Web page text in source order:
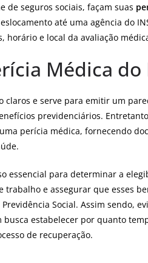
de seguros sociais, façam suas
até uma agência do
horário e local da avaliação
Médica do
claros e serve para emitir um
previdenciários.
perícia médica, fornecendo
essencial para determinar a
e assegurar que esses
Social. Assim sendo,
estabelecer por quanto
de recuperação.